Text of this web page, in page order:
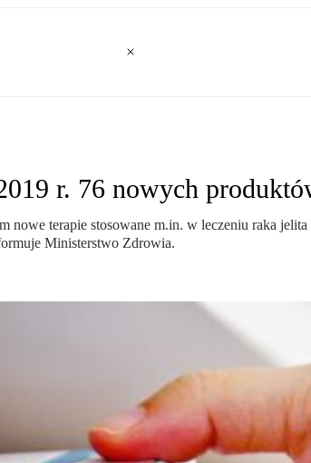
r. 76 nowych
terapie stosowane m.in. w leczeniu raka
Ministerstwo Zdrowia.